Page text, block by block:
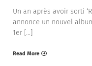
Un an après avoir sorti
annonce un nouvel
1er […]
Read More